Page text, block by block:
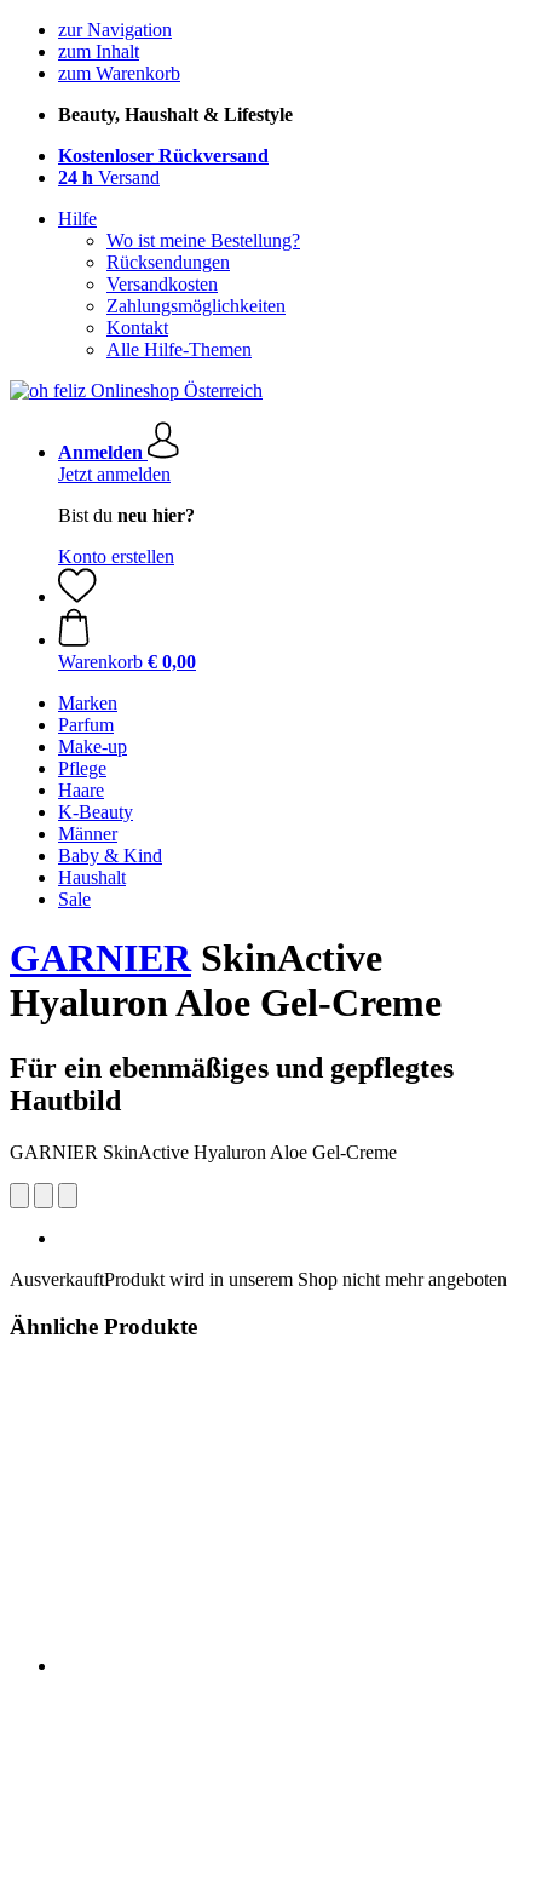
zur Navigation
zum Inhalt
zum Warenkorb
Beauty, Haushalt & Lifestyle
Kostenloser Rückversand
24 h Versand
Hilfe
Wo ist meine Bestellung?
Rücksendungen
Versandkosten
Zahlungsmöglichkeiten
Kontakt
Alle Hilfe-Themen
Anmelden
Jetzt anmelden
Bist du neu hier?
Konto erstellen
Warenkorb € 0,00
Marken
Parfum
Make-up
Pflege
Haare
K-Beauty
Männer
Baby & Kind
Haushalt
Sale
GARNIERSkinActive
Hyaluron Aloe Gel-Creme
Für ein ebenmäßiges und gepflegtes
Hautbild
GARNIER SkinActive Hyaluron Aloe Gel-Creme
AusverkauftProdukt wird in unserem Shop nicht mehr angeboten
Ähnliche Produkte